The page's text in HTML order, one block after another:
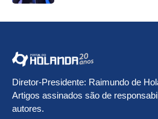
Diretor-Presidente: Raimundo de
Artigos assinados são de
autores.